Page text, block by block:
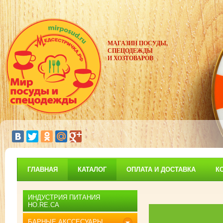
МАГАЗИН ПОСУДЫ,
СПЕЦОДЕЖДЫ
И ХОЗТОВАРОВ
ГЛАВНАЯ КАТАЛОГ ОПЛАТА И ДОСТАВКА
ИНДУСТРИЯ ПИТАНИЯ
HO.RE.CA